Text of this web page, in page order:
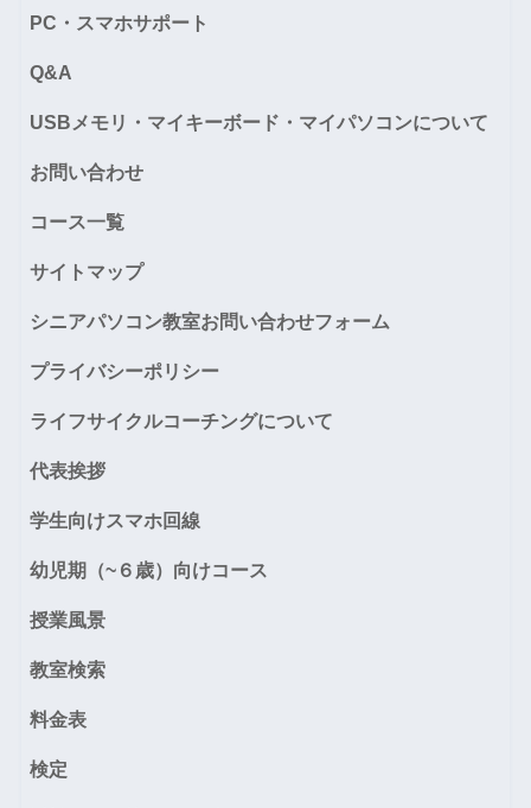
PC・スマホサポート
Q&A
USBメモリ・マイキーボード・マイパソコンについて
お問い合わせ
コース一覧
サイトマップ
シニアパソコン教室お問い合わせフォーム
プライバシーポリシー
ライフサイクルコーチングについて
代表挨拶
学生向けスマホ回線
幼児期（~６歳）向けコース
授業風景
教室検索
料金表
検定